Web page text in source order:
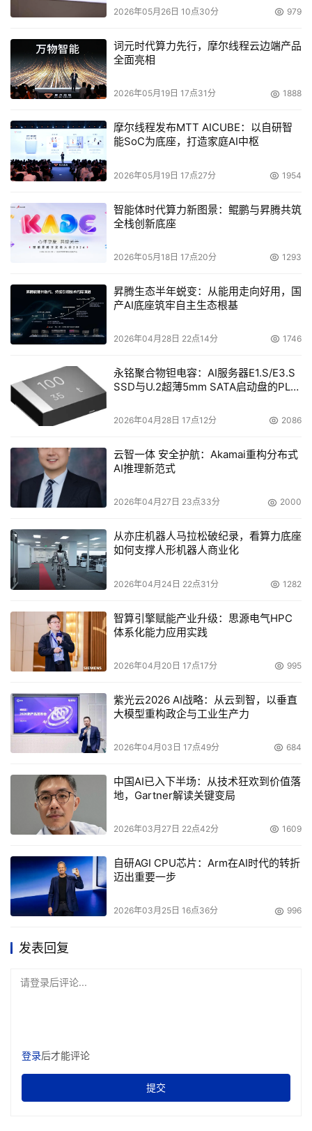
等密码库分别在x86和ARM环境进行密码算法交叉测试，保
2. 稳定性保障：压力测试
针对真实场景的复杂性，社区构建了压力测试框架
，模拟长
存泄漏等，确保其在生产环境中长期可靠运行。
3. 异常处理鲁棒性：FUZZ测试
通过FUZZ变异引擎
议篡改、边界溢出等），对后量子算法的接口开展FUZZ测
试，累计执行30W次参数变异测试，保证算法对外接口无
后续openHiTLS社区还将针对后量子算法开展形式化验
证、侧信道验证等验证测试工作，通过先进安全测试技术深
层次保证算法实现的安全性，为后量子算法提供密码实现的
openHiTLS致力于为全球密码学术界和 产业界，打造开放
创新的黑土地
openHiTLS对数智安全世界贡献的重要举措。更为重要的
是，openHiTLS还将充分发挥密码根社区的技术优势，推
出后量子密码创新仓PQCP（Pioneer Quotable Crypto
后量子算法提供良好创新环境，并联合学术界、产业界共同
推动创新后量子算法的行业落地验证，加速其标准化进程。
值得一提的是，openHiTLS密码开源社区已经与国内众多
们相信，在产学研用各方的共同努力下，国产后量子密码技
术的创新与应用将迎来新的突破，为构建万物互联的智能世
界筑牢数字安全基石。
展望未来，openHiTLS将持续探索后量子、机密计算等创
新实践，建设具有国际公信力的开源创新社区。我们诚邀更
多开发者和企业加入openHiTLS开源社区，共同为数字安
子时代的到来！
本文来源于DOIT传媒，文章内容仅供参考，不构成投资建议。
2026年05月26日 10点30分 979
词元时代算力先行，摩尔线程云边端产品
全面亮相
2026年05月19日 17点31分 1888
摩尔线程发布MTT AICUBE：以自研智
能SoC为底座，打造家庭AI中枢
2026年05月19日 17点27分 1954
智能体时代算力新图景：鲲鹏与昇腾共筑
全栈创新底座
2026年05月18日 17点20分 1293
昇腾生态半年蜕变：从能用走向好用，国
产AI底座筑牢自主生态根基
2026年04月28日 22点14分 1746
永铭聚合物钽电容：AI服务器E1.S/E3.S
SSD与U.2超薄5mm SATA启动盘的PLP
2026年04月28日 17点12分 2086
云智一体 安全护航：Akamai重构分布式
AI推理新范式
2026年04月27日 23点33分 2000
从亦庄机器人马拉松破纪录，看算力底座
如何支撑人形机器人商业化
2026年04月24日 22点31分 1282
智算引擎赋能产业升级：思源电气HPC
体系化能力应用实践
2026年04月20日 17点17分 995
紫光云2026 AI战略：从云到智，以垂直
大模型重构政企与工业生产力
2026年04月03日 17点49分 684
中国AI已入下半场：从技术狂欢到价值落
地，Gartner解读关键变局
2026年03月27日 22点42分 1609
自研AGI CPU芯片：Arm在AI时代的转折
迈出重要一步
2026年03月25日 16点36分 996
发表回复
请登录后评论...
登录后才能评论
提交